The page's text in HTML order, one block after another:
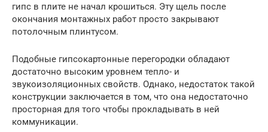
гипс в плите не начал крошиться. Эту щель после
окончания монтажных работ просто закрывают
потолочным плинтусом.
Подобные гипсокартонные перегородки обладают
достаточно высоким уровнем тепло- и
звукоизоляционных свойств. Однако, недостаток такой
конструкции заключается в том, что она недостаточно
просторная для того чтобы прокладывать в ней
коммуникации.